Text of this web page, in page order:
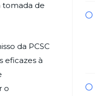
tomada de
da PCSC
eficazes à
o